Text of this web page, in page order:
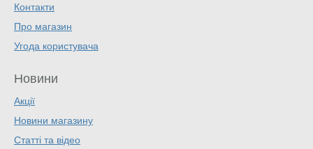
Контакти
Про магазин
Угода користувача
Новини
Акції
Новини магазину
Статті та відео